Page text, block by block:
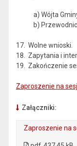
a) Wójta Gminy
b)
17. Wolne wnioski.
18.
19. Zakończenie
Zaproszenie na
Załączniki:
Zaproszenie na